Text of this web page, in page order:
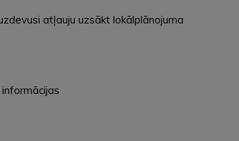
atļauju uzsākt lokālplānojuma